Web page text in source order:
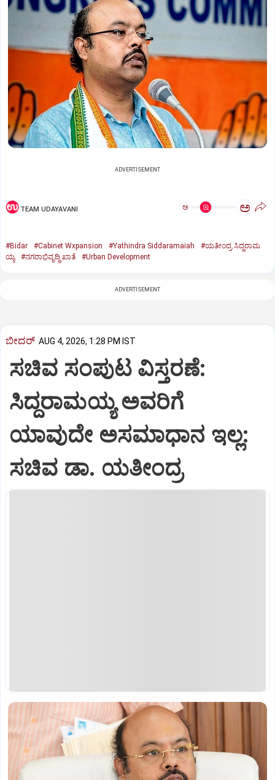
ADVERTISEMENT
TEAM UDAYAVANI ಅ ಅ
#Bidar #Cabinet Wxpansion #Yathindra Siddaramaiah
#ಯತೀಂದ್ರ ಸಿದ್ದರಾಮ
ಯ್ಯ
#ನಗರಾಭಿವೃದ್ಧಿ ಖಾತೆ #Urban Development
ADVERTISEMENT
ಬೀದರ್ AUG 4, 2026, 1:28 PM IST
ಸಚಿವ ಸಂಪುಟ ವಿಸ್ತರಣೆ:
ಸಿದ್ದರಾಮಯ್ಯ ಅವರಿಗೆ
ಯಾವುದೇ ಅಸಮಾಧಾನ ಇಲ್ಲ:
ಸಚಿವ ಡಾ. ಯತೀಂದ್ರ